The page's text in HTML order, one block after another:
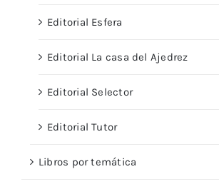
Editorial Esfera
Editorial La casa del Ajedrez
Editorial Selector
Editorial Tutor
Libros por temática